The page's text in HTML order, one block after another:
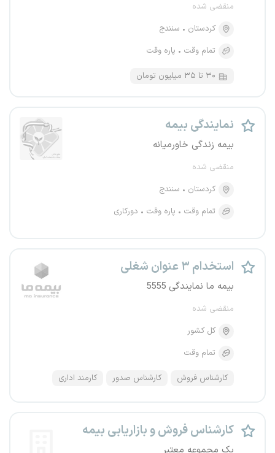
منقضی شده
کردستان
سنندج
تمام وقت
پاره وقت
۳۰ تا ۳۵ میلیون تومان
نمایندگی بیمه
بیمه زندگی خاورمیانه
منقضی شده
کردستان
سنندج
تمام وقت
پاره وقت دورکاری
استخدام ۳ عنوان شغلی
بیمه ما نمایندگی 5555
منقضی شده
کل کشور
تمام وقت
کارشناس فروش کارشناس صدور کارمند اداری
کارشناس فروش و بازاریابی بیمه